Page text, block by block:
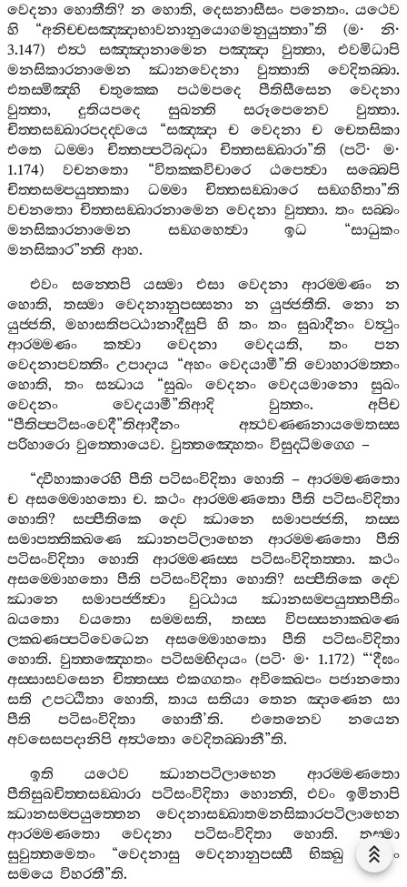
වෙදනා හොතීති? න හොති, දෙසනාසීසං පනෙතං. යථෙව
හි “අනිච‍්චසඤ‍්ඤාභාවනානුයොගමනුයුත‍්තා”ති (ම· නි·
3.147) එත්‍ථ සඤ‍්ඤානාමෙන පඤ‍්ඤා වුත‍්තා,එවමිධාපි
මනසිකාරනාමෙන
ඣානවෙදනා වුත‍්තාති වෙදිතබ‍්බා.
එතස‍්මිඤ‍්හි
චතුක‍්කෙ පඨමපදෙ පීතිසීසෙන
වෙදනා
වුත‍්තා, දුතියපදෙ සුඛන‍්ති සරූපෙනෙව වුත‍්තා.
චිත‍්තසඞ‍්ඛාරපදද‍්වයෙ “සඤ‍්ඤා ච වෙදනා ච
චෙතසිකා
එතෙ
ධම‍්මා චිත‍්තප‍්පටිබද‍්ධා චිත‍්තසඞ‍්ඛාරා”ති (පටි·ම·
1.174)වචනතො “විතක‍්කවිචාරෙ ඨපෙත්‍වා
සබ‍්බෙපි
චිත‍්තසම‍්පයුත‍්තකා
ධම‍්මා චිත‍්තසඞ‍්ඛාරෙ සඞ‍්ගහිතා”ති
වචනතො චිත‍්තසඞ‍්ඛාරනාමෙන වෙදනා වුත‍්තා. තං සබ‍්බං
මනසිකාරනාමෙන
සඞ‍්ගහෙත්‍වා ඉධ “සාධුකං
මනසිකාර”න‍්ති ආහ.
එවං
සන‍්තෙපි යස‍්මා එසා වෙදනා ආරම‍්මණං
න
හොති, තස‍්මා වෙදනානුපස‍්සනා න යුජ‍්ජතීති.නො
න
යුජ‍්ජති, මහාසතිපට‍්ඨානාදීසුපි හි තං තං සුඛාදීනං වත්‍ථුං
ආරම‍්මණං
කත්‍වා වෙදනා වෙදයති, තං
පන
වෙදනාපවත‍්තිං උපාදාය “අහං වෙදයාමී”ති වොහාරමත‍්තං
හොති, තං සන්‍ධාය “සුඛං වෙදනං වෙදයමානො
සුඛං
වෙදනං
වෙදයාමී”තිආදි වුත‍්තං. අපිච
“පීතිප‍්පටිසංවෙදී”තිආදීනං
අත්‍ථවණ‍්ණනායමෙතස‍්ස
පරිහාරො වුත‍්තොයෙව. වුත‍්තඤ‍්හෙතං විසුද‍්ධිමග‍්ගෙ –
“ද‍්වීහාකාරෙහි පීති පටිසංවිදිතා හොති – ආරම‍්මණතො
ච අසම‍්මොහතො ච.කථං ආරම‍්මණතො පීති පටිසංවිදිතා
හොති? සප‍්පීතිකෙ ද‍්වෙ ඣානෙ සමාපජ‍්ජති,තස‍්ස
සමාපත‍්තික‍්ඛණෙ
ඣානපටිලාභෙන ආරම‍්මණතො
පීති
පටිසංවිදිතා
හොති ආරම‍්මණස‍්ස පටිසංවිදිතත‍්තා. කථං
අසම‍්මොහතො පීති පටිසංවිදිතා හොති? සප‍්පීතිකෙ ද‍්වෙ
ඣානෙ
සමාපජ‍්ජිත්‍වා වුට‍්ඨාය
ඣානසම‍්පයුත‍්තපීතිං
ඛයතො
වයතො සම‍්මසති, තස‍්ස
විපස‍්සනාක‍්ඛණෙ
ලක‍්ඛණප‍්පටිවෙධෙන
අසම‍්මොහතො පීති
පටිසංවිදිතා
හොති. වුත‍්තඤ‍්හෙතං පටිසම‍්භිදායං(පටි·ම· 1.172) “‘දීඝං
අස‍්සාසවසෙන චිත‍්තස‍්ස එකග‍්ගතං අවික‍්ඛෙපං පජානතො
සති
උපට‍්ඨිතා හොති, තාය සතියා තෙන ඤාණෙන
සා
පීති
පටිසංවිදිතා හොතී’ති. එතෙනෙව
නයෙන
අවසෙසපදානිපි අත්‍ථතො වෙදිතබ‍්බානී”ති.
ඉති
යථෙව ඣානපටිලාභෙන
ආරම‍්මණතො
පීතිසුඛචිත‍්තසඞ‍්ඛාරා
පටිසංවිදිතා හොන‍්ති,එවං
ඉමිනාපි
ඣානසම‍්පයුත‍්තෙන
වෙදනාසඞ‍්ඛාතමනසිකාරපටිලාභෙන
ආරම‍්මණතො
වෙදනා පටිසංවිදිතා හොති. තස‍්මා
සුවුත‍්තමෙතං “වෙදනාසු වෙදනානුපස‍්සී භික‍්ඛු
තස‍්මිං
සමයෙ විහරතී”ති.